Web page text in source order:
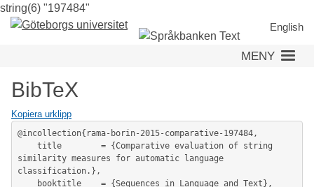
string(6) "197484"
till
huvudinnehåll
English
MENY
BibTeX
Kopiera urklipp
@incollection{rama-borin-2015-comparative-197484,
similarity measures for automatic language
classification.},